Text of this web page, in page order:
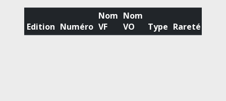
Edition Numéro
Nom
VF
Nom
VO
Type Rareté